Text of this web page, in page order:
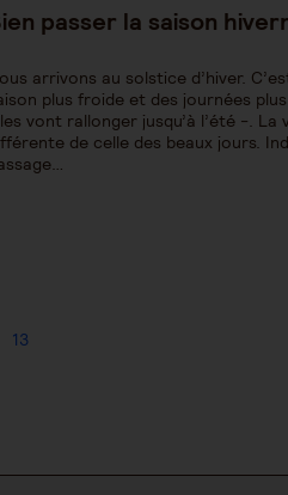
passer la saison
arrivons au solstice d’hiver.
plus froide et des journées
vont rallonger jusqu’à l’été -. La
de celle des beaux jours.
13